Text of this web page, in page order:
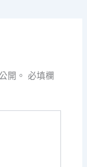
開。 必填欄